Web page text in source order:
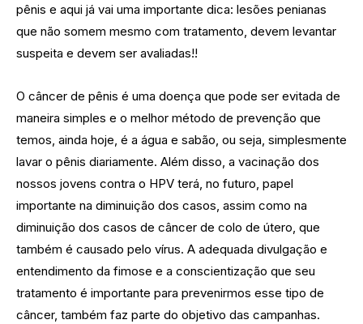
pênis e aqui já vai uma importante dica: lesões penianas
que não somem mesmo com tratamento, devem levantar
suspeita e devem ser avaliadas!!
O câncer de pênis é uma doença que pode ser evitada de
maneira simples e o melhor método de prevenção que
temos, ainda hoje, é a água e sabão, ou seja, simplesmente
lavar o pênis diariamente. Além disso, a vacinação dos
nossos jovens contra o HPV terá, no futuro, papel
importante na diminuição dos casos, assim como na
diminuição dos casos de câncer de colo de útero, que
também é causado pelo vírus. A adequada divulgação e
entendimento da fimose e a conscientização que seu
tratamento é importante para prevenirmos esse tipo de
câncer, também faz parte do objetivo das campanhas.